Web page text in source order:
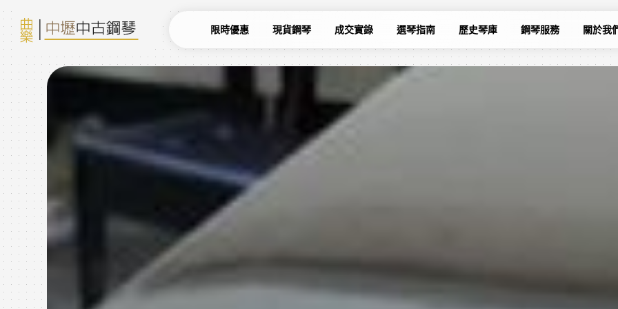
限時優惠 現貨鋼琴 成交實錄 選琴指南 歷史琴庫 鋼琴服務 關於我